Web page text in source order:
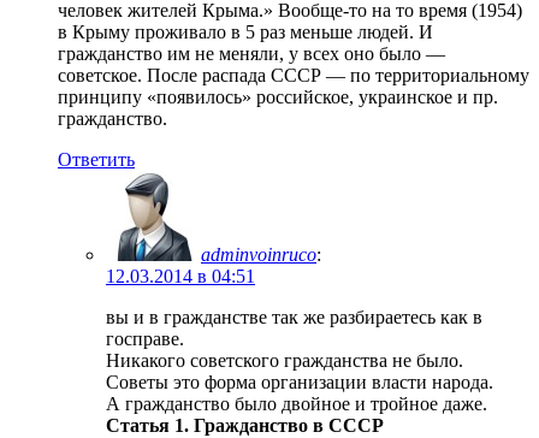
человек жителей Крыма.» Вообще-то на то время (1954)
в Крыму проживало в 5 раз меньше людей. И
гражданство им не меняли, у всех оно было —
советское. После распада СССР — по территориальному
принципу «появилось» российское, украинское и пр.
гражданство.
Ответить
adminvoinruco:
12.03.2014 в 04:51
вы и в гражданстве так же разбираетесь как в
госправе.
Никакого советского гражданства не было.
Советы это форма организации власти народа.
А гражданство было двойное и тройное даже.
Статья 1. Гражданство в СССР